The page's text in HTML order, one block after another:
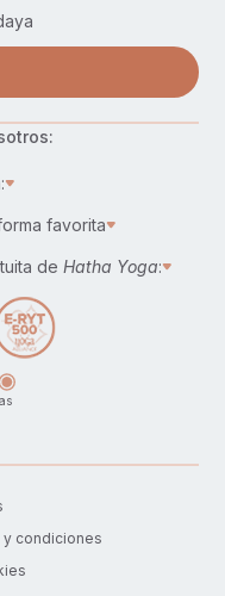
favorita
de Hatha Yoga:
condiciones